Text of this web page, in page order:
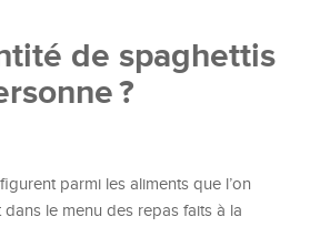
de spaghettis
?
figurent parmi les aliments que l’on
le menu des repas faits à la